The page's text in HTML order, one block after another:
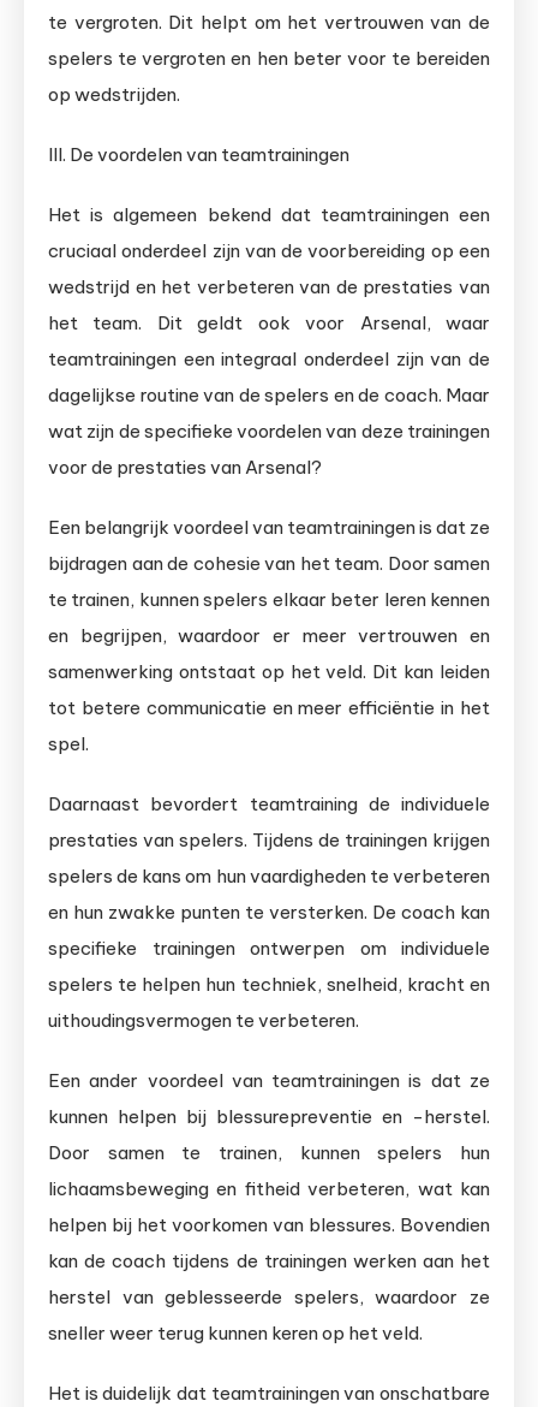
te vergroten. Dit helpt om het vertrouwen van de
spelers te vergroten en hen beter voor te bereiden
op wedstrijden.
III. De voordelen van teamtrainingen
Het is algemeen bekend dat teamtrainingen een
cruciaal onderdeel zijn van de voorbereiding op een
wedstrijd en het verbeteren van de prestaties van
het team. Dit geldt ook voor Arsenal, waar
teamtrainingen een integraal onderdeel zijn van de
dagelijkse routine van de spelers en de coach. Maar
wat zijn de specifieke voordelen van deze trainingen
voor de prestaties van Arsenal?
Een belangrijk voordeel van teamtrainingen is dat ze
bijdragen aan de cohesie van het team. Door samen
te trainen, kunnen spelers elkaar beter leren kennen
en begrijpen, waardoor er meer vertrouwen en
samenwerking ontstaat op het veld. Dit kan leiden
tot betere communicatie en meer efficiëntie in het
spel.
Daarnaast bevordert teamtraining de individuele
prestaties van spelers. Tijdens de trainingen krijgen
spelers de kans om hun vaardigheden te verbeteren
en hun zwakke punten te versterken. De coach kan
specifieke trainingen ontwerpen om individuele
spelers te helpen hun techniek, snelheid, kracht en
uithoudingsvermogen te verbeteren.
Een ander voordeel van teamtrainingen is dat ze
kunnen helpen bij blessurepreventie en -herstel.
Door samen te trainen, kunnen spelers hun
lichaamsbeweging en fitheid verbeteren, wat kan
helpen bij het voorkomen van blessures. Bovendien
kan de coach tijdens de trainingen werken aan het
herstel van geblesseerde spelers, waardoor ze
sneller weer terug kunnen keren op het veld.
Het is duidelijk dat teamtrainingen van onschatbare